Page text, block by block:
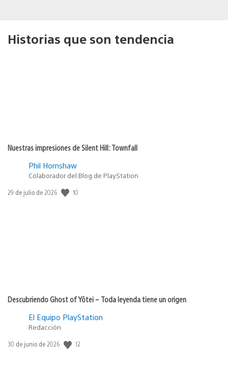
Historias que son tendencia
Nuestras impresiones de Silent Hill: Townfall
Phil Hornshaw
Colaborador del Blog de PlayStation
Fecha
29 de julio de 2026 10
Descubriendo Ghost of Yōtei – Toda leyenda tiene un origen
El Equipo PlayStation
Redacción
Fecha
30 de junio de 2026 12